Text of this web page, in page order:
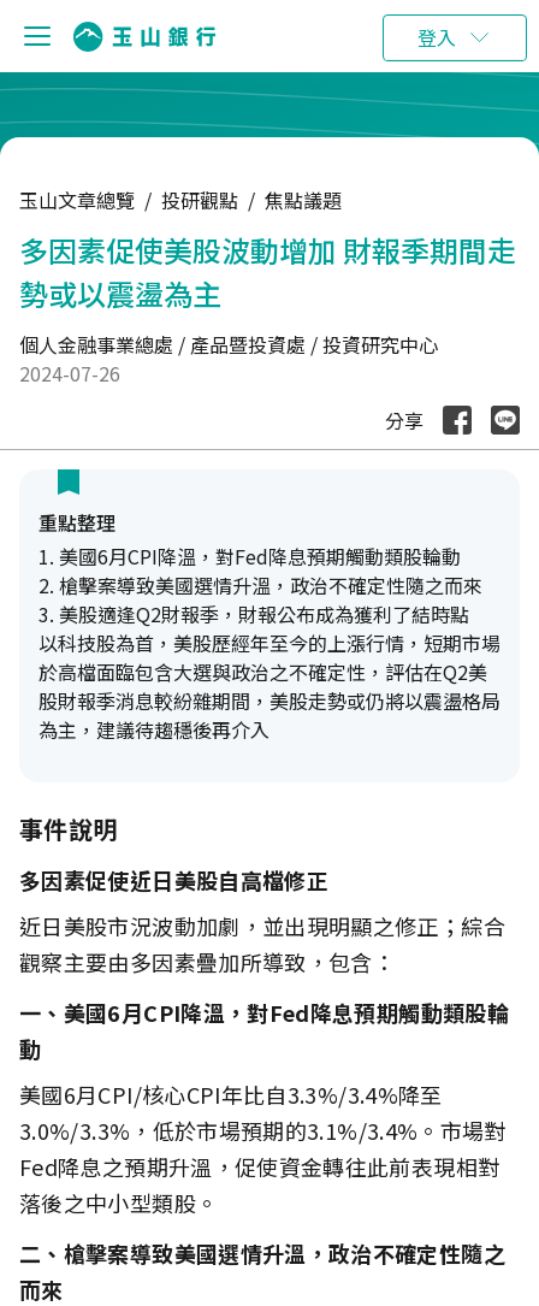
登入
玉山文章總覽 / 投研觀點 / 焦點議題
多因素促使美股波動增加 財報季期間走
勢或以震盪為主
個人金融事業總處 / 產品暨投資處 / 投資研究中心
2024-07-26
分享
重點整理
1. 美國6月CPI降溫，對Fed降息預期觸動類股輪動
2. 槍擊案導致美國選情升溫，政治不確定性隨之而來
3. 美股適逢Q2財報季，財報公布成為獲利了結時點
以科技股為首，美股歷經年至今的上漲行情，短期市場
於高檔面臨包含大選與政治之不確定性，評估在Q2美
股財報季消息較紛雜期間，美股走勢或仍將以震盪格局
為主，建議待趨穩後再介入
事件說明
多因素促使近日美股自高檔修正
近日美股市況波動加劇，並出現明顯之修正；綜合
觀察主要由多因素疊加所導致，包含：
一、美國6月CPI降溫，對Fed降息預期觸動類股輪
動
美國6月CPI/核心CPI年比自3.3%/3.4%降至
3.0%/3.3%，低於市場預期的3.1%/3.4%。市場對
Fed降息之預期升溫，促使資金轉往此前表現相對
落後之中小型類股。
二、槍擊案導致美國選情升溫，政治不確定性隨之
而來